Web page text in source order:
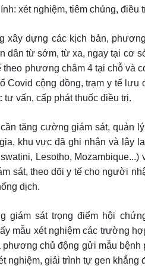
xét nghiệm, tiêm chủng,
xây dựng các kịch bản,
dân từ sớm, từ xa, ngay tại cơ
theo phương châm 4 tại chỗ và
Covid cộng đồng, trạm y tế
vấn, cấp phát thuốc điều trị.
tăng cường giám sát, quản
khu vực đã ghi nhận và lây
Lesotho,
sát, theo dõi y tế cho người
dịch.
giám sát trọng điểm hội
mẫu xét nghiệm các trường
phương chủ động gửi mẫu
nghiệm, giải trình tự gen khẳng